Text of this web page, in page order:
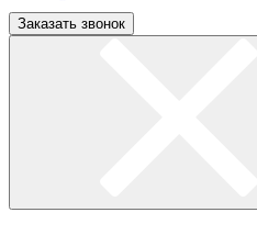
Заказать звонок